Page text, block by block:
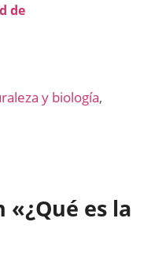
de
y biología,
es la